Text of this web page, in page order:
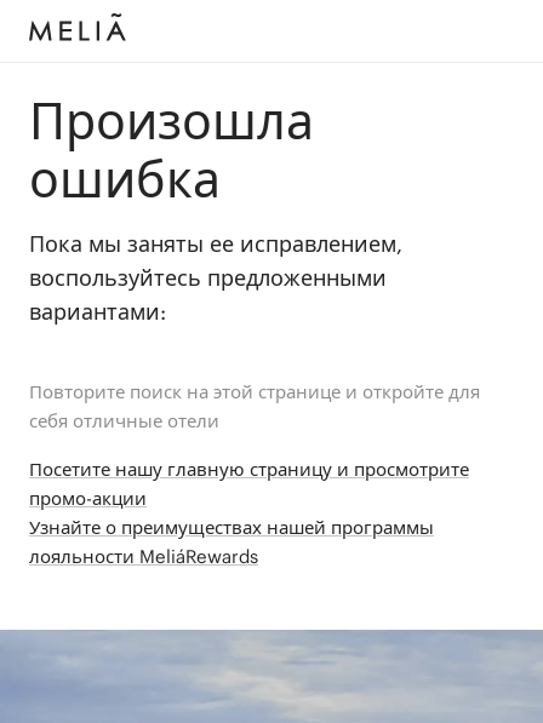
Произошла
ошибка
Пока мы заняты ее исправлением,
воспользуйтесь предложенными
вариантами:
Повторите поиск на этой странице и откройте для
себя отличные отели
Посетите нашу главную страницу и просмотрите
промо-акции
Узнайте о преимуществах нашей программы
лояльности MeliáRewards